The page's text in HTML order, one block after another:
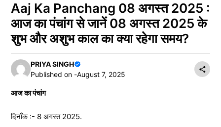
Aaj Ka Panchang 08 अगस्त 2025 :
आज का पंचांग से जानें 08 अगस्त 2025 के
शुभ और अशुभ काल का क्या रहेगा समय?
PRIYA SINGH
Published on -August 7, 2025
आज का पंचांग
दिनाँक :- 8 अगस्त 2025.